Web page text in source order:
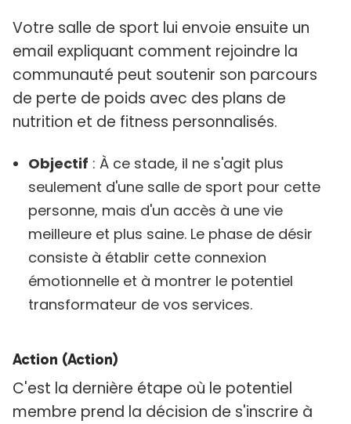
Votre salle de sport lui envoie ensuite un
email expliquant comment rejoindre la
communauté peut soutenir son parcours
de perte de poids avec des plans de
nutrition et de fitness personnalisés.
Objectif : À ce stade, il ne s'agit plus
seulement d'une salle de sport pour cette
personne, mais d'un accès à une vie
meilleure et plus saine. Le phase de désir
consiste à établir cette connexion
émotionnelle et à montrer le potentiel
transformateur de vos services.
Action (Action)
C'est la dernière étape où le potentiel
membre prend la décision de s'inscrire à